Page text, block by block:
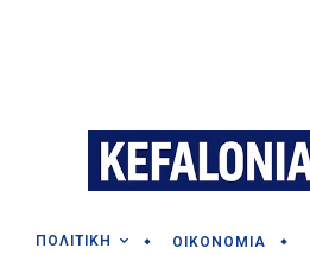
ΠΟΛΙΤΙΚΗ ΟΙΚΟΝΟΜΙΑ